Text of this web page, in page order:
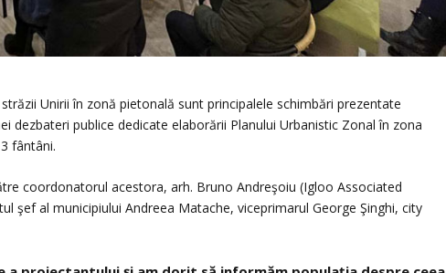
Unirii în zonă pietonală sunt principalele schimbări prezentate
dezbateri publice dedicate elaborării Planului Urbanistic Zonal în zona
fântâni.
coordonatorul acestora, arh. Bruno Andreşoiu (Igloo Associated
şef al municipiului Andreea Matache, viceprimarul George Şinghi, city